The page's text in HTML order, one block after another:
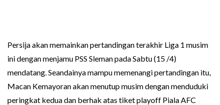
Persija akan memainkan pertandingan terakhir Liga 1 musim
ini dengan menjamu PSS Sleman pada Sabtu (15 /4)
mendatang. Seandainya mampu memenangi pertandingan itu,
Macan Kemayoran akan menutup musim dengan menduduki
peringkat kedua dan berhak atas tiket playoff Piala AFC